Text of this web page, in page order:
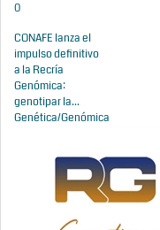
0
CONAFE lanza el
impulso definitivo
a la Recría
Genómica:
genotipar la...
Genética/Genómica